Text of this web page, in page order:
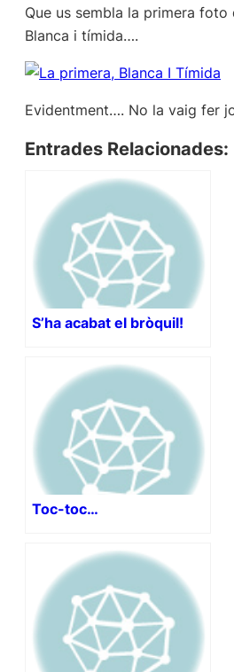
Que us sembla la primera foto
Blanca i tímida….
Evidentment…. No la vaig fer
Entrades Relacionades:
S’ha acabat el bròquil!
Toc-toc…